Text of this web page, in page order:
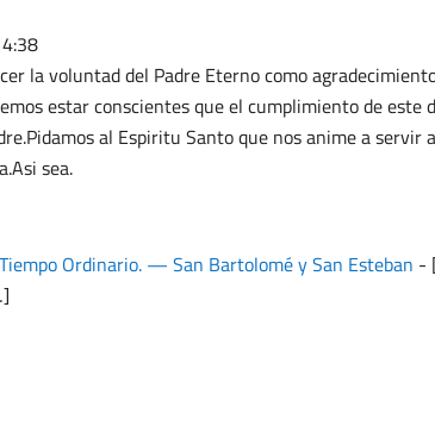
la voluntad del Padre Eterno como
estar conscientes que el cumplimiento de este
al Espiritu Santo que nos anime a servir
sea.
Ordinario. — San Bartolomé y San Esteban -